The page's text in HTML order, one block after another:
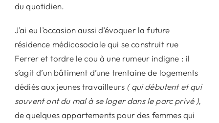
du quotidien.
J’ai eu l’occasion aussi d’évoquer la future
résidence médicosociale qui se construit rue
Ferrer et tordre le cou à une rumeur indigne : il
s’agit d’un bâtiment d’une trentaine de logements
dédiés aux jeunes travailleurs ( qui débutent et qui
souvent ont du mal à se loger dans le parc privé ),
de quelques appartements pour des femmes qui